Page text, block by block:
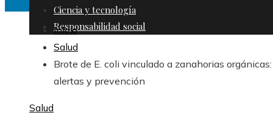
Ciencia y tecnología
Responsabilidad social
Inicio
Salud
Brote de E. coli vinculado a zanahorias orgánicas:
alertas y prevención
Salud